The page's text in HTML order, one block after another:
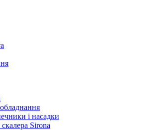
і насадки
Sirona